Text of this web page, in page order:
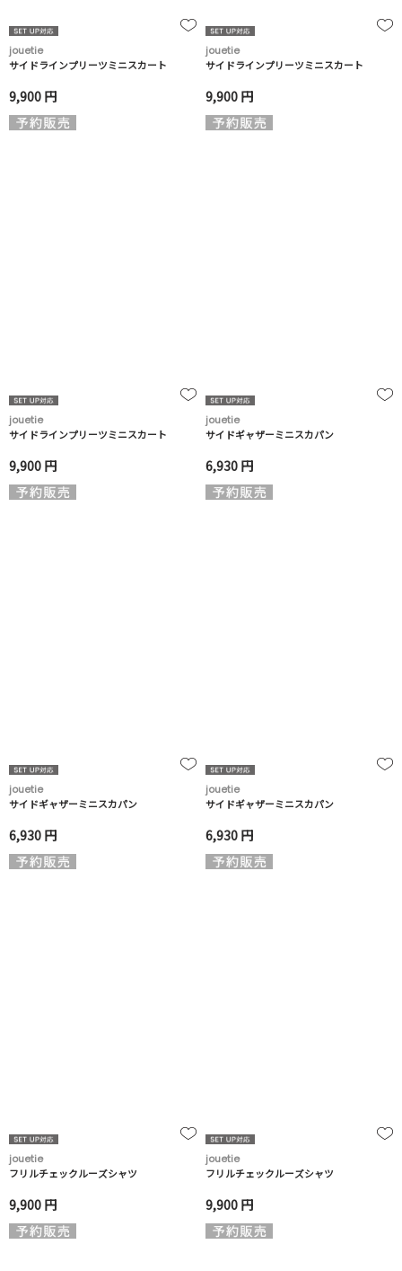
jouetie
サイドラインプリーツミニスカート
9,900 円
jouetie
サイドラインプリーツミニスカート
9,900 円
jouetie
サイドラインプリーツミニスカート
9,900 円
jouetie
サイドギャザーミニスカパン
6,930 円
jouetie
サイドギャザーミニスカパン
6,930 円
jouetie
サイドギャザーミニスカパン
6,930 円
jouetie
フリルチェックルーズシャツ
9,900 円
jouetie
フリルチェックルーズシャツ
9,900 円